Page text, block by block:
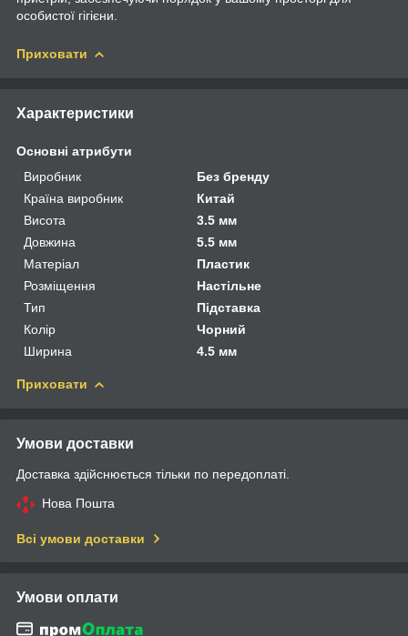
особистої гігієни.
Приховати
Характеристики
Основні атрибути
Виробник
Без бренду
Країна виробник
Китай
Висота
3.5 мм
Довжина
5.5 мм
Матеріал
Пластик
Розміщення
Настільне
Тип
Підставка
Колір
Чорний
Ширина
4.5 мм
Приховати
Умови доставки
Доставка здійснюється тільки по передоплаті.
Нова Пошта
Всі умови доставки
Умови оплати